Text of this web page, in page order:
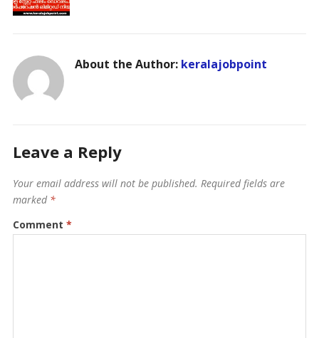
About the Author: keralajobpoint
Leave a Reply
Your email address will not be published. Required fields are
marked *
Comment *